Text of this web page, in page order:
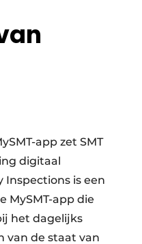
app zet SMT
digitaal
Inspections is een
MySMT-app die
het dagelijks
van de staat van